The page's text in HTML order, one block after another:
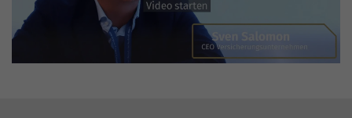
Hallo, willkommen bei